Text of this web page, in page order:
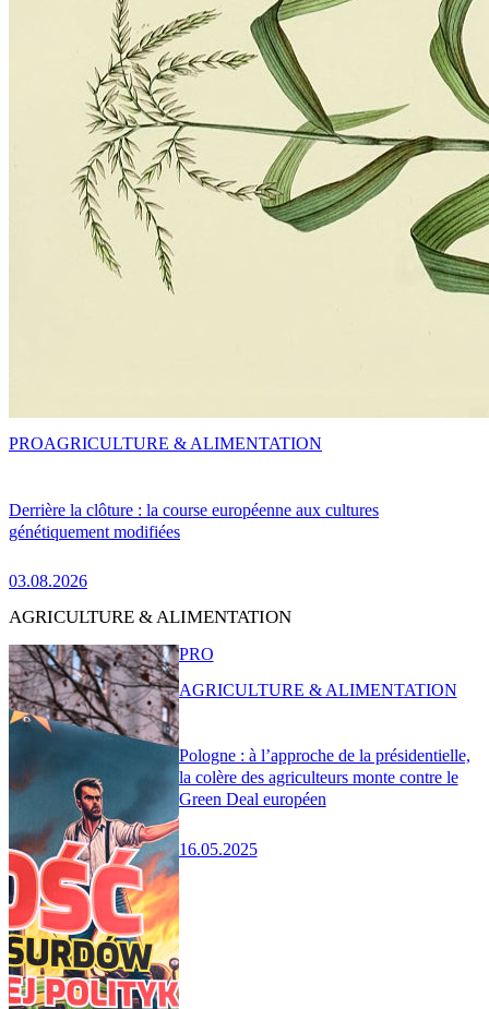
Derrière la clôture : la course européenne aux cultures
génétiquement modifiées
03.08.2026
PROAGRICULTURE & ALIMENTATION
AGRICULTURE & ALIMENTATION
Pologne : à l’approche de la présidentielle,
la colère des agriculteurs monte contre le
Green Deal européen
16.05.2025
PRO
AGRICULTURE & ALIMENTATION